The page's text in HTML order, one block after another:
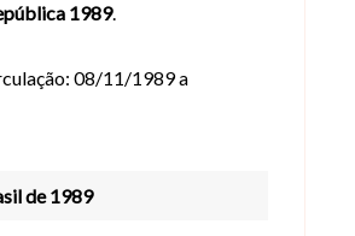
1989.
08/11/1989 a
de 1989